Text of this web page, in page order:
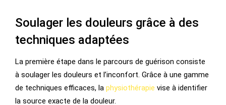
Soulager les douleurs grâce à des
techniques adaptées
La première étape dans le parcours de guérison consiste
à soulager les douleurs et l’inconfort. Grâce à une gamme
de techniques efficaces, la physiothérapie vise à identifier
la source exacte de la douleur.